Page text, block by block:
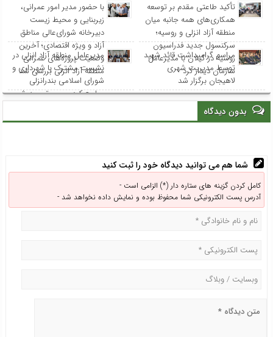
تأکید طاعتی مقدم بر توسعه
همکاری‌های همه جانبه میان
منطقه آزاد انزلی و روسیه؛
سرکنسول جدید فدراسیون
روسیه در گیلان با مدیرعامل
سازمان دیدار کرد
با حضور مدیر امور عمرانی،
زیربنایی و محیط زیست
دبیرخانه شورای‌عالی مناطق
آزاد و ویژه اقتصادی؛ آخرین
وضعیت پروژه‌های عمرانی
منطقه آزاد انزلی بررسی شد
مراسم گرامیداشت قائد شهید
توسط مدیریت شهری
لاهیجان برگزار شد
مدیرعامل منطقه آزاد انزلی در
نشست مشترک با شهرداری و
شورای اسلامی بندرانزلی
مطرح کرد: مسیر توسعه شهر
همه نهادها می‌گذرد
بدون دیدگاه
شما هم می توانید دیدگاه خود را ثبت کنید
کامل کردن گزینه های ستاره دار (*) الزامی است -
آدرس پست الکترونیکی شما محفوظ بوده و نمایش داده نخواهد شد -